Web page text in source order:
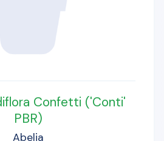
Confetti ('Conti'
PBR)
Abelia